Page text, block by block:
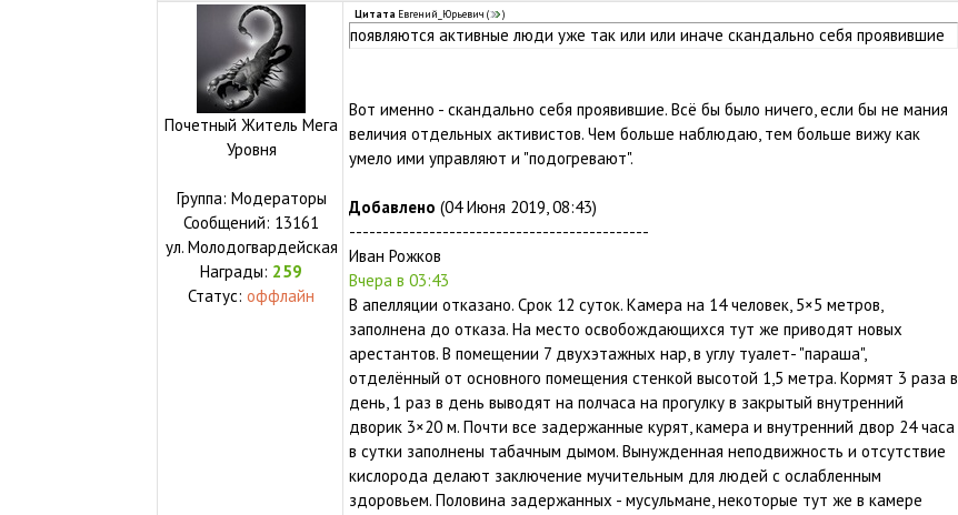
Почетный Житель Мега
Уровня
Группа: Модераторы
Сообщений: 13161
ул. Молодогвардейская
Награды: 259
Статус:оффлайн
Цитата Евгений_Юрьевич ( )
появляются активные люди уже так или или иначе скандально себя проявившие
Вот именно - скандально себя проявившие. Всё бы было ничего, если бы не мания
величия отдельных активистов. Чем больше наблюдаю, тем больше вижу как
умело ими управляют и "подогревают".
Добавлено (04 Июня 2019, 08:43)
---------------------------------------------
Иван Рожков
Вчера в 03:43
В апелляции отказано. Срок 12 суток. Камера на 14 человек, 5×5 метров,
заполнена до отказа. На место освобождающихся тут же приводят новых
арестантов. В помещении 7 двухэтажных нар, в углу туалет- "параша",
отделённый от основного помещения стенкой высотой 1,5 метра. Кормят 3 раза в
день, 1 раз в день выводят на полчаса на прогулку в закрытый внутренний
дворик 3×20 м. Почти все задержанные курят, камера и внутренний двор 24 часа
в сутки заполнены табачным дымом. Вынужденная неподвижность и отсутствие
кислорода делают заключение мучительным для людей с ослабленным
здоровьем. Половина задержанных - мусульмане, некоторые тут же в камере